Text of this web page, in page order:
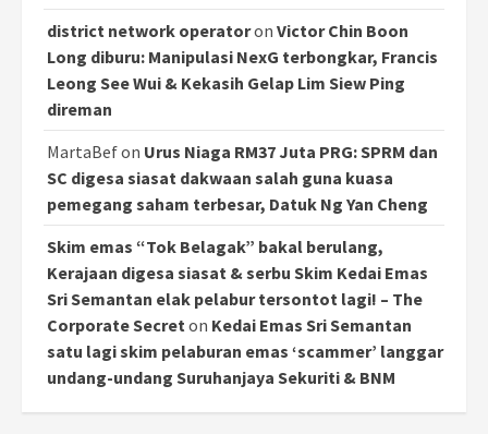
district network operatoron Victor Chin Boon
Long diburu: Manipulasi NexG terbongkar, Francis
Leong See Wui & Kekasih Gelap Lim Siew Ping
direman
MartaBefon Urus Niaga RM37 Juta PRG: SPRM dan
SC digesa siasat dakwaan salah guna kuasa
pemegang saham terbesar, Datuk Ng Yan Cheng
Skim emas “Tok Belagak” bakal berulang,
Kerajaan digesa siasat & serbu Skim Kedai Emas
Sri Semantan elak pelabur tersontot lagi! – The
Corporate Secret on Kedai Emas Sri Semantan
satu lagi skim pelaburan emas ‘scammer’ langgar
undang-undang Suruhanjaya Sekuriti & BNM